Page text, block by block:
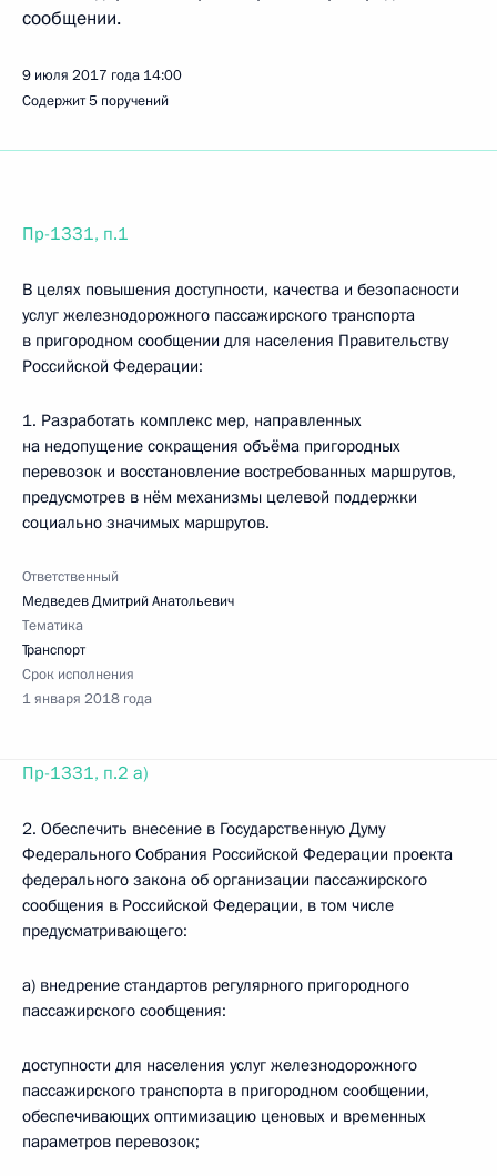
сообщении.
9 июля 2017 года 14:00
Содержит 5 поручений
Пр-1331, п.1
В целях повышения доступности, качества и безопасности
услуг железнодорожного пассажирского транспорта
в пригородном сообщении для населения Правительству
Российской Федерации:
1. Разработать комплекс мер, направленных
на недопущение сокращения объёма пригородных
перевозок и восстановление востребованных маршрутов,
предусмотрев в нём механизмы целевой поддержки
социально значимых маршрутов.
Ответственный
Медведев Дмитрий Анатольевич
Тематика
Транспорт
Срок исполнения
1 января 2018 года
Пр-1331, п.2 а)
2. Обеспечить внесение в Государственную Думу
Федерального Собрания Российской Федерации проекта
федерального закона об организации пассажирского
сообщения в Российской Федерации, в том числе
предусматривающего:
а) внедрение стандартов регулярного пригородного
пассажирского сообщения:
доступности для населения услуг железнодорожного
пассажирского транспорта в пригородном сообщении,
обеспечивающих оптимизацию ценовых и временных
параметров перевозок;